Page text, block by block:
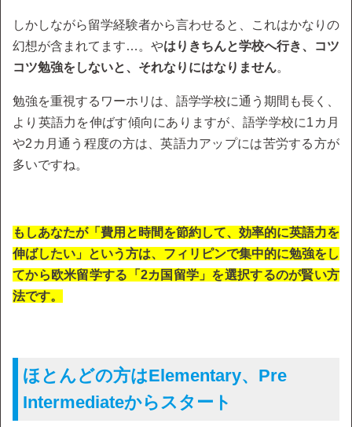
しかしながら留学経験者から言わせると、これはかなりの
幻想が含まれてます…。やはりきちんと学校へ行き、コツ
コツ勉強をしないと、それなりにはなりません。
勉強を重視するワーホリは、語学学校に通う期間も長く、
より英語力を伸ばす傾向にありますが、語学学校に1カ月
や2カ月通う程度の方は、英語力アップには苦労する方が
多いですね。
もしあなたが「費用と時間を節約して、効率的に英語力を
伸ばしたい」という方は、フィリピンで集中的に勉強をし
てから欧米留学する「2カ国留学」を選択するのが賢い方
法です。
ほとんどの方はElementary、Pre
Intermediateからスタート